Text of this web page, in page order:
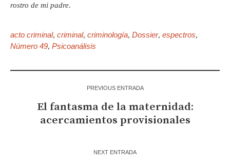
rostro de mi padre.
acto criminal, criminal, criminología, Dossier, espectros,
Número 49, Psicoanálisis
PREVIOUS ENTRADA
El fantasma de la maternidad:
acercamientos provisionales
NEXT ENTRADA